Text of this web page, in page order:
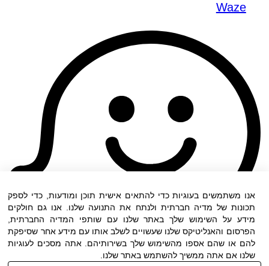
Waze
אנו משתמשים בעוגיות כדי להתאים אישית תוכן ומודעות, כדי לספק
תכונות של מדיה חברתית ולנתח את התנועה שלנו. אנו גם חולקים
מידע על השימוש שלך באתר שלנו עם שותפי המדיה החברתית,
הפרסום והאנליטיקס שלנו שעשויים לשלב אותו עם מידע אחר שסיפקת
להם או שהם אספו מהשימוש שלך בשירותיהם. אתה מסכים לעוגיות
שלנו אם אתה ממשיך להשתמש באתר שלנו.